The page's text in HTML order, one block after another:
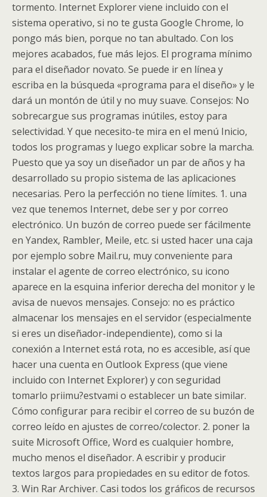
tormento. Internet Explorer viene incluido con el
sistema operativo, si no te gusta Google Chrome, lo
pongo más bien, porque no tan abultado. Con los
mejores acabados, fue más lejos. El programa mínimo
para el diseñador novato. Se puede ir en línea y
escriba en la búsqueda «programa para el diseño» y le
dará un montón de útil y no muy suave. Consejos: No
sobrecargue sus programas inútiles, estoy para
selectividad. Y que necesito-te mira en el menú Inicio,
todos los programas y luego explicar sobre la marcha.
Puesto que ya soy un diseñador un par de años y ha
desarrollado su propio sistema de las aplicaciones
necesarias. Pero la perfección no tiene límites. 1. una
vez que tenemos Internet, debe ser y por correo
electrónico. Un buzón de correo puede ser fácilmente
en Yandex, Rambler, Meile, etc. si usted hacer una caja
por ejemplo sobre Mail.ru, muy conveniente para
instalar el agente de correo electrónico, su icono
aparece en la esquina inferior derecha del monitor y le
avisa de nuevos mensajes. Consejo: no es práctico
almacenar los mensajes en el servidor (especialmente
si eres un diseñador-independiente), como si la
conexión a Internet está rota, no es accesible, así que
hacer una cuenta en Outlook Express (que viene
incluido con Internet Explorer) y con seguridad
tomarlo priimu?estvami o establecer un bate similar.
Cómo configurar para recibir el correo de su buzón de
correo leído en ajustes de correo/colector. 2. poner la
suite Microsoft Office, Word es cualquier hombre,
mucho menos el diseñador. A escribir y producir
textos largos para propiedades en su editor de fotos.
3. Win Rar Archiver. Casi todos los gráficos de recursos